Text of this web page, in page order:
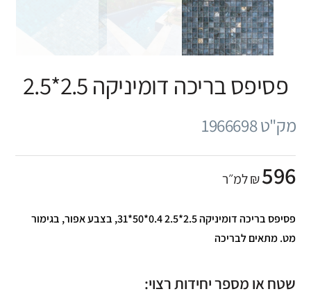
פסיפס בריכה דומיניקה 2.5*2.5
מק"ט 1966698
596₪ למ״ר
פסיפס בריכה דומיניקה 2.5*2.5 0.4*50*31, בצבע אפור, בגימור
מט. מתאים לבריכה
שטח או מספר יחידות רצוי: